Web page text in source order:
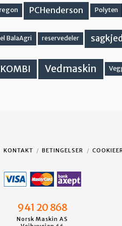
PCHenderson Polyten
BalaAgri reservedeler
Vedmaskin
KONTAKT BETINGELSER
941 20 868
Norsk Maskin AS